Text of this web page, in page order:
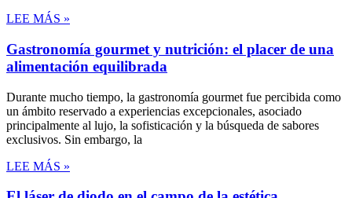
LEE MÁS »
Gastronomía gourmet y nutrición: el placer de una
alimentación equilibrada
Durante mucho tiempo, la gastronomía gourmet fue percibida como
un ámbito reservado a experiencias excepcionales, asociado
principalmente al lujo, la sofisticación y la búsqueda de sabores
exclusivos. Sin embargo, la
LEE MÁS »